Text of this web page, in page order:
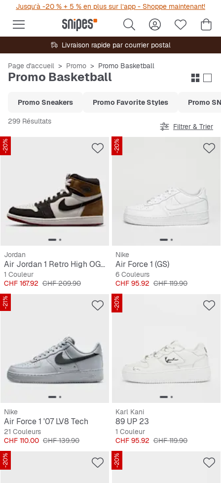
Jusqu’à -20 % + 5 % en plus sur l’app - Shoppe maintenant!
Livraison rapide par courrier postal
Page d'accueil Promo Promo Basketball
Promo Basketball
Promo Sneakers Promo Favorite Styles Promo
299 Résultats
Filtrer & Trier
-20%
Jordan
Air Jordan 1 Retro High OG "Love The Game"
1 Couleur
Prix
CHF 167.92 Prix original
CHF 209.90
-20%
Nike
Air Force 1 (GS)
6 Couleurs
Prix
CHF 95.92 Prix original
CHF 119.90
-21%
Nike
Air Force 1 '07 LV8 Tech
21 Couleurs
Prix
CHF 110.00 Prix original
CHF 139.90
-20%
Karl Kani
89 UP 23
1 Couleur
Prix
CHF 95.92 Prix original
CHF 119.90
-20% -20%